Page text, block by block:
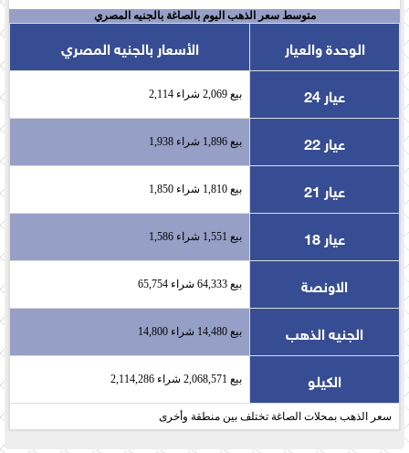
متوسط سعر الذهب اليوم بالصاغة بالجنيه المصري
الوحدة والعيار
الأسعار بالجنيه المصري
عيار 24
بيع 2,069 شراء 2,114
عيار 22 بيع 1,896 شراء 1,938
عيار 21 بيع 1,810 شراء 1,850
عيار 18 بيع 1,551 شراء 1,586
الاونصة بيع 64,333 شراء 65,754
الجنيه الذهب بيع 14,480 شراء 14,800
الكيلو بيع 2,068,571 شراء 2,114,286
سعر الذهب بمحلات الصاغة تختلف بين منطقة وأخرى